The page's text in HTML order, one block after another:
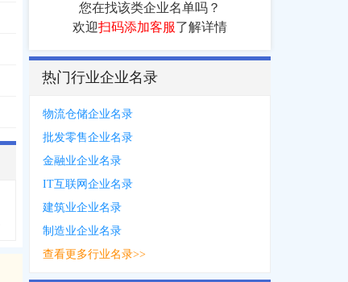
0438***3378
您在找该类企业名单吗？
欢迎扫码添加客服了解详情
热门行业企业名录
物流仓储企业名录
批发零售企业名录
金融业企业名录
IT互联网企业名录
建筑业企业名录
制造业企业名录
查看更多行业名录>>